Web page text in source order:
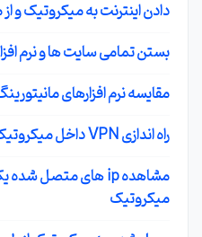
دادن اینترنت به میکروتیک و
بستن تمامی سایت ها و نرم
مقایسه نرم افزارهای
راه اندازی VPN داخل میکروتیک
میکروتیک